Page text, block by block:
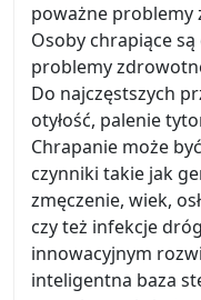
poważne problemy
Osoby chrapiące
problemy
Do najczęstszych
otyłość, palenie
Chrapanie może
czynniki takie jak
zmęczenie, wiek,
czy też infekcje
innowacyjnym
inteligentna baza